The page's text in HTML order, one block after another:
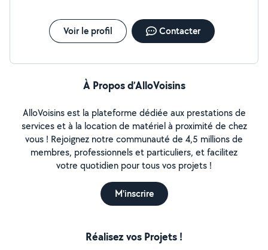
Voir le profil Contacter
À Propos d’AlloVoisins
AlloVoisins est la plateforme dédiée aux prestations de
services et à la location de matériel à proximité de chez
vous ! Rejoignez notre communauté de 4,5 millions de
membres, professionnels et particuliers, et facilitez
votre quotidien pour tous vos projets !
M'inscrire
Réalisez vos Projets !